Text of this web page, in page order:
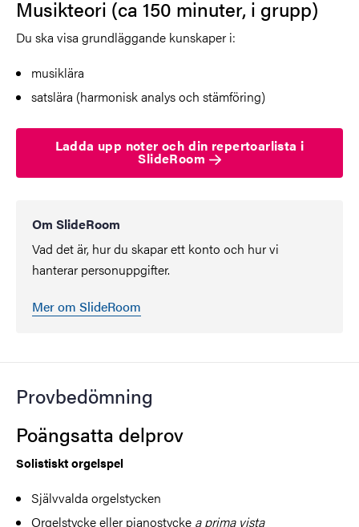
Musikteori (ca 150 minuter, i grupp)
Du ska visa grundläggande kunskaper i:
musiklära
satslära (harmonisk analys och stämföring)
Ladda upp noter och din repertoarlista i
SlideRoom
Om SlideRoom
Vad det är, hur du skapar ett konto och hur vi
hanterar personuppgifter.
Mer om SlideRoom
Provbedömning
Poängsatta delprov
Solistiskt orgelspel
Självvalda orgelstycken
Orgelstycke eller pianostycke a prima vista